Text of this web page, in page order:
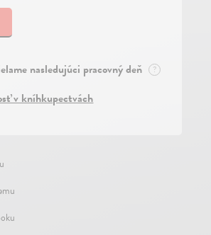
nasledujúci pracovný deň ?
v kníhkupectvách